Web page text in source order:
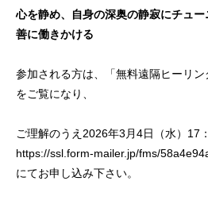
心を静め、自身の深奥の静寂にチュ
善に働きかける
参加される方は、「無料遠隔ヒーリン
をご覧になり、
ご理解のうえ2026年3月4日（水）17
https://ssl.form-mailer.jp/fms/
にてお申し込み下さい。